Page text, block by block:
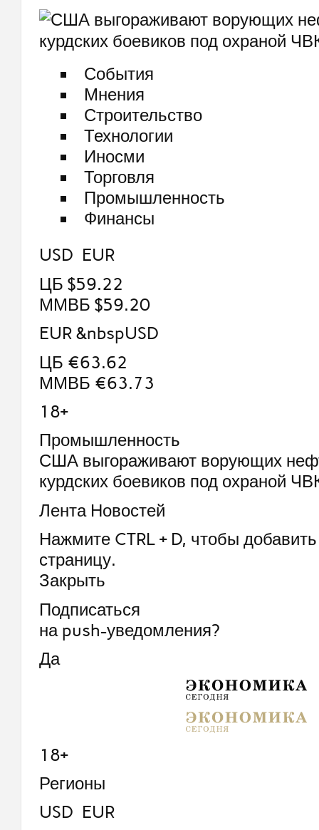
События
Мнения
Строительство
Технологии
Иносми
Торговля
Промышленность
Финансы
USD EUR
ЦБ $59.22
ММВБ $59.20
EUR &nbspUSD
ЦБ €63.62
ММВБ €63.73
18+
Промышленность
США выгораживают ворующих
курдских боевиков под охраной
Лента Новостей
Нажмите CTRL + D, чтобы добавить
страницу.
Закрыть
Подписаться
на push-уведомления?
Да
18+
Регионы
USD EUR